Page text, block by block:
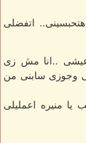
اتفضلى
عيشى ..انا مش زى
وامى وجوزى سابنى من
منيره اعمليلى